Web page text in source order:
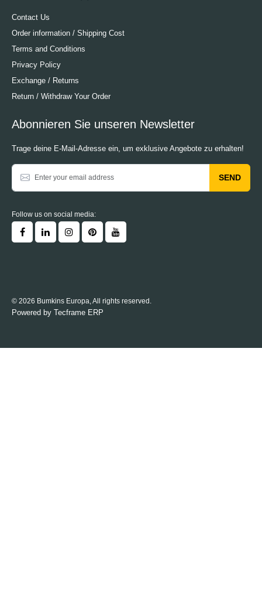
Contact Us
Order information / Shipping Cost
Terms and Conditions
Privacy Policy
Exchange / Returns
Return / Withdraw Your Order
Abonnieren Sie unseren Newsletter
Trage deine E-Mail-Adresse ein, um exklusive Angebote zu erhalten!
SEND
Follow us on social media:
© 2026 Bumkins Europa, All rights reserved.
Powered by Tecframe ERP